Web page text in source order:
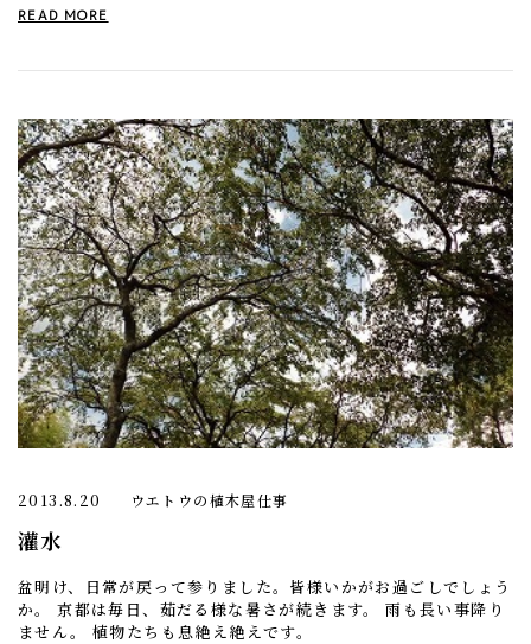
READ MORE
2013.8.20 ウエトウの植木屋仕事
灌水
盆明け、日常が戻って参りました。皆様いかがお過ごしでしょう
か。 京都は毎日、茹だる様な暑さが続きます。 雨も長い事降り
ません。 植物たちも息絶え絶えです。